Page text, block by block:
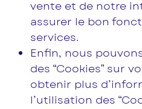
vente et de notre
assurer le bon
services.
Enfin, nous
des “Cookies” sur
obtenir plus
l’utilisation des